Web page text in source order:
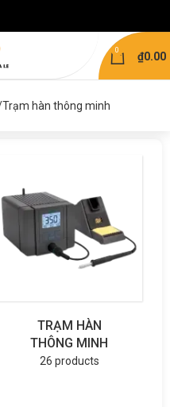
0 ₫0.00
Trạm hàn thông minh
TRẠM HÀN
THÔNG MINH
26 products